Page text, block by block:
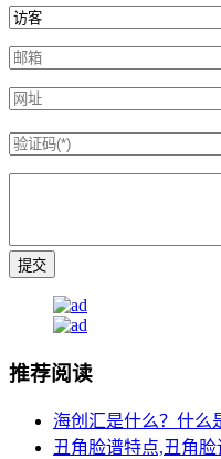
推荐阅读
海创汇是什么？什么
丑角脸谱特点,丑角